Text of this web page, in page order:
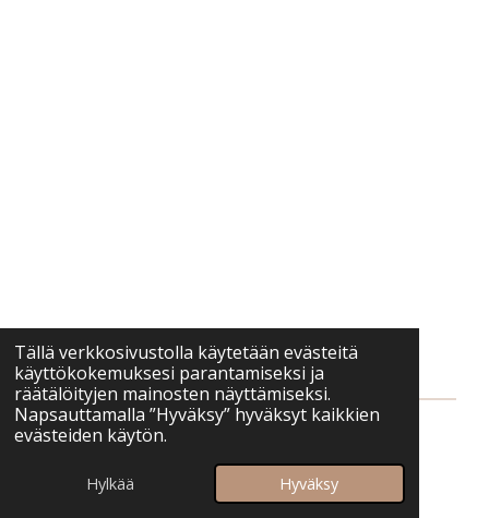
Tällä verkkosivustolla käytetään evästeitä
käyttökokemuksesi parantamiseksi ja
räätälöityjen mainosten näyttämiseksi.
Napsauttamalla ”Hyväksy” hyväksyt kaikkien
evästeiden käytön.
Hylkää Hyväksy
© 2025 - 2026 Arjen palvelut/ Arjen totuus Y-
tunnus 3635981-6 info@arjen-totuus.fi